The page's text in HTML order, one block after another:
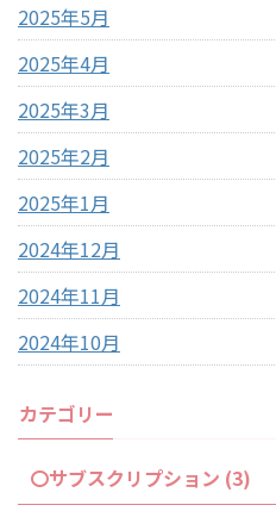
2025年5月
2025年4月
2025年3月
2025年2月
2025年1月
2024年12月
2024年11月
2024年10月
カテゴリー
〇サブスクリプション (3)